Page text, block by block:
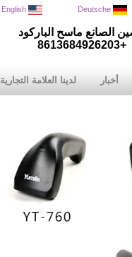
الصانع ماسح الباركود
+8613684926203
English Deutsche
أخبار لدينا العلامة التجارية